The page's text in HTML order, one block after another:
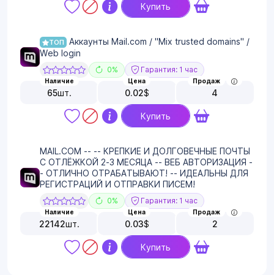
Купить
ТОП
Аккаунты Mail.com / "Mix trusted domains" /
Web login
0% Гарантия: 1 час
Наличие
65шт.
Цена
0.02$
Продаж
4
Купить
MAIL.COM -- -- КРЕПКИЕ И ДОЛГОВЕЧНЫЕ ПОЧТЫ
С ОТЛЁЖКОЙ 2-3 МЕСЯЦА -- ВЕБ АВТОРИЗАЦИЯ -
- ОТЛИЧНО ОТРАБАТЫВАЮТ! -- ИДЕАЛЬНЫ ДЛЯ
РЕГИСТРАЦИЙ И ОТПРАВКИ ПИСЕМ!
0% Гарантия: 1 час
Наличие
22142шт.
Цена
0.03$
Продаж
2
Купить